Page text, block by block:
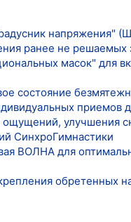
напряжения"
ранее не решаемых
масок" для
состояние
приемов
ощущений, улучшения
СинхроГимнастики
ВОЛНА для
обретенных